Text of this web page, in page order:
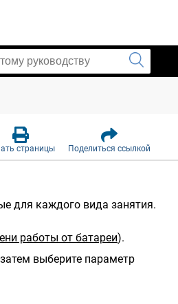
страницы Поделиться ссылкой
для каждого вида занятия.
работы от батареи).
выберите параметр